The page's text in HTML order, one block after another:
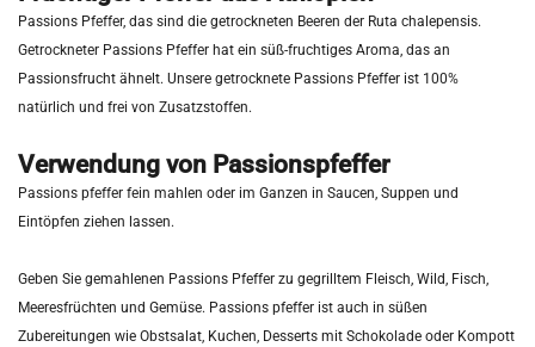
Passions Pfeffer, das sind die getrockneten Beeren der Ruta chalepensis.
Getrockneter Passions Pfeffer hat ein süß-fruchtiges Aroma, das an
Passionsfrucht ähnelt. Unsere getrocknete Passions Pfeffer ist 100%
natürlich und frei von Zusatzstoffen.
Verwendung von Passionspfeffer
Passions pfeffer fein mahlen oder im Ganzen in Saucen, Suppen und
Eintöpfen ziehen lassen.
Geben Sie gemahlenen Passions Pfeffer zu gegrilltem Fleisch, Wild, Fisch,
Meeresfrüchten und Gemüse. Passions pfeffer ist auch in süßen
Zubereitungen wie Obstsalat, Kuchen, Desserts mit Schokolade oder Kompott